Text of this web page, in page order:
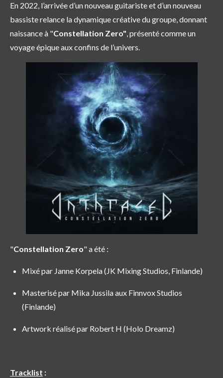
En 2022, l’arrivée d’un nouveau guitariste et d’un nouveau
bassiste relance la dynamique créative du groupe, donnant
naissance à "Constellation Zero", présenté comme un
voyage épique aux confins de l’univers.
"Constellation Zero" a été :
Mixé par Janne Korpela (JK Mixing Studios, Finlande)
Masterisé par Mika Jussila aux Finnvox Studios
(Finlande)
Artwork réalisé par Robert H (Holo Dreamz)
Tracklist :